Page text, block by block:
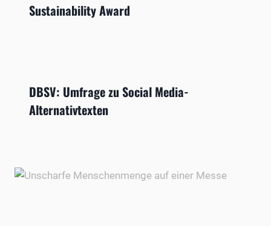
Sustainability Award
DBSV: Umfrage zu Social Media-
Alternativtexten